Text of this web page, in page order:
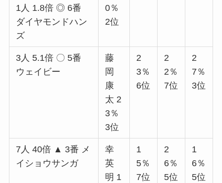
1人 1.8倍 ◎ 6番
ダイヤモンドハン
ズ
0％
2位
3人 5.1倍 〇 5番
ウェイビー
藤
岡
康
太 2
3％
3位
2
3％
6位
2
2％
7位
2
7％
3位
7人 40倍 ▲ 3番 メ
イショウサンガ
幸
英
明 1
1
5％
7位
2
6％
5位
1
6％
5位